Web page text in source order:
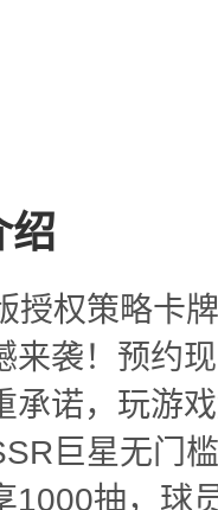
绍
授权策略卡
来袭！预约
承诺，玩游
巨星无门
1000抽，球